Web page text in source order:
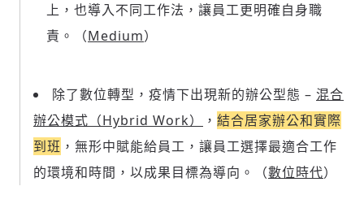
上，也導入不同工作法，讓員工更明確自身職
責。（Medium）
除了數位轉型，疫情下出現新的辦公型態 – 混合
辦公模式（Hybrid Work）
， 結合居家辦公和實際
到班 ，無形中賦能給員工，讓員工選擇最適合工作
的環境和時間，以成果目標為導向。（數位時代）